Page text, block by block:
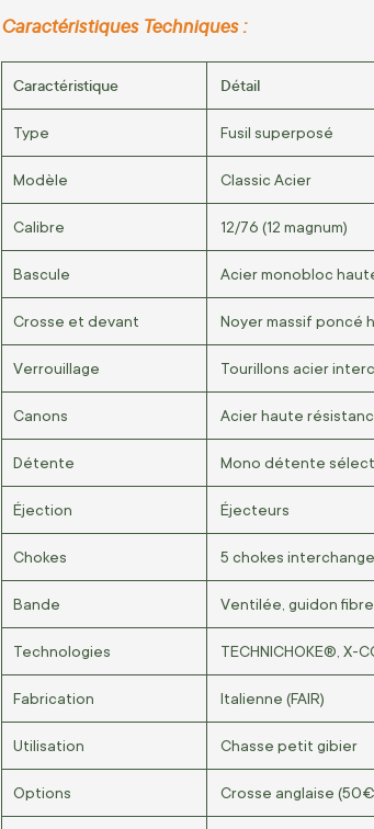
Caractéristiques Techniques :
Caractéristique Détail
Type Fusil superposé
Modèle Classic Acier
Calibre 12/76 (12 magnum)
Bascule Acier monobloc
Crosse et devant Noyer massif poncé
Verrouillage Tourillons acier
Canons Acier haute
Détente Mono détente
Éjection Éjecteurs
Chokes 5 chokes
Bande Ventilée, guidon
Technologies TECHNICHOKE®, X-
Fabrication Italienne (FAIR)
Utilisation Chasse petit gibier
Options Crosse anglaise